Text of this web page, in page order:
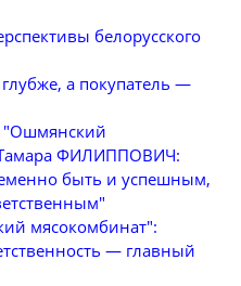
белорусского
а покупатель —
ФИЛИППОВИЧ:
быть и успешным,
мясокомбинат":
— главный